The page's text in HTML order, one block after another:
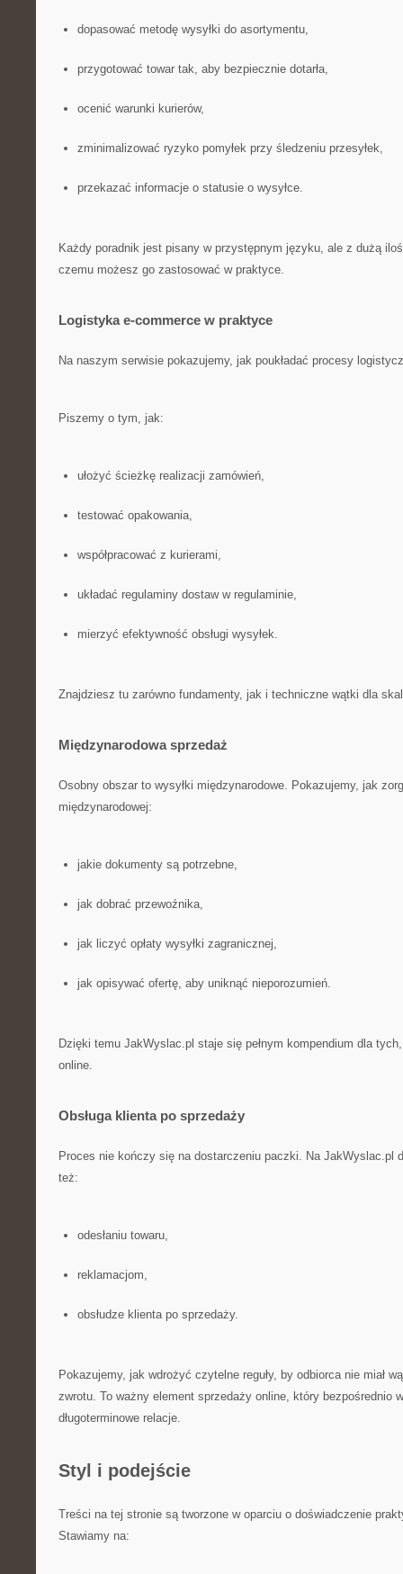
dopasować metodę wysyłki do asortymentu,
przygotować towar tak, aby bezpiecznie dotarła,
ocenić warunki kurierów,
zminimalizować ryzyko pomyłek przy śledzeniu przesyłek,
przekazać informacje o statusie o wysyłce.
Każdy poradnik jest pisany w przystępnym języku, ale z dużą
czemu możesz go zastosować w praktyce.
Logistyka e-commerce w praktyce
Na naszym serwisie pokazujemy, jak poukładać procesy
Piszemy o tym, jak:
ułożyć ścieżkę realizacji zamówień,
testować opakowania,
współpracować z kurierami,
układać regulaminy dostaw w regulaminie,
mierzyć efektywność obsługi wysyłek.
Znajdziesz tu zarówno fundamenty, jak i techniczne wątki dla
Międzynarodowa sprzedaż
Osobny obszar to wysyłki międzynarodowe. Pokazujemy, jak
międzynarodowej:
jakie dokumenty są potrzebne,
jak dobrać przewoźnika,
jak liczyć opłaty wysyłki zagranicznej,
jak opisywać ofertę, aby uniknąć nieporozumień.
Dzięki temu JakWyslac.pl staje się pełnym kompendium dla
online.
Obsługa klienta po sprzedaży
Proces nie kończy się na dostarczeniu paczki. Na JakWyslac.pl
też:
odesłaniu towaru,
reklamacjom,
obsłudze klienta po sprzedaży.
Pokazujemy, jak wdrożyć czytelne reguły, by odbiorca nie miał
zwrotu. To ważny element sprzedaży online, który bezpośrednio
długoterminowe relacje.
Styl i podejście
Treści na tej stronie są tworzone w oparciu o doświadczenie
Stawiamy na: